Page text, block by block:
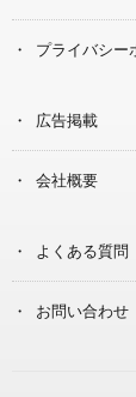
プライバシー
広告掲載
会社概要
よくある質問
お問い合わせ